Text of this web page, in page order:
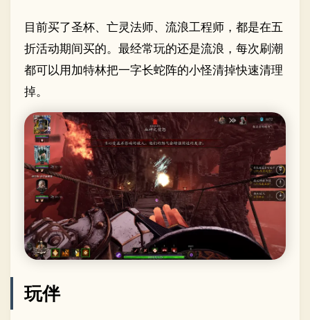
目前买了圣杯、亡灵法师、流浪工程师，都是在五
折活动期间买的。最经常玩的还是流浪，每次刷潮
都可以用加特林把一字长蛇阵的小怪清掉快速清理
掉。
玩伴